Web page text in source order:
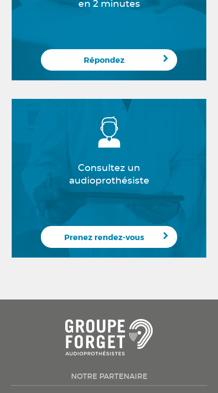
en 2 minutes
Répondez
Consultez un
audioprothésiste
Prenez rendez-vous
NOTRE PARTENAIRE